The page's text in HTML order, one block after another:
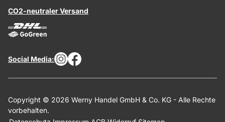
CO2-neutraler Versand
Social Media:
Copyright © 2026 Werny Handel GmbH & Co. KG - Alle Rechte
vorbehalten.